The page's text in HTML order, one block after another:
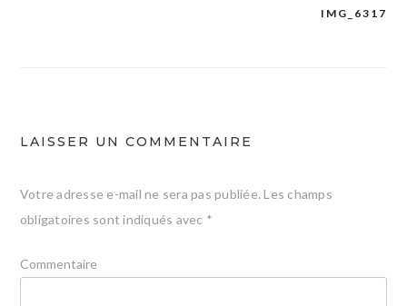
IMG_6317
LAISSER UN COMMENTAIRE
Votre adresse e-mail ne sera pas publiée. Les champs
obligatoires sont indiqués avec *
Commentaire